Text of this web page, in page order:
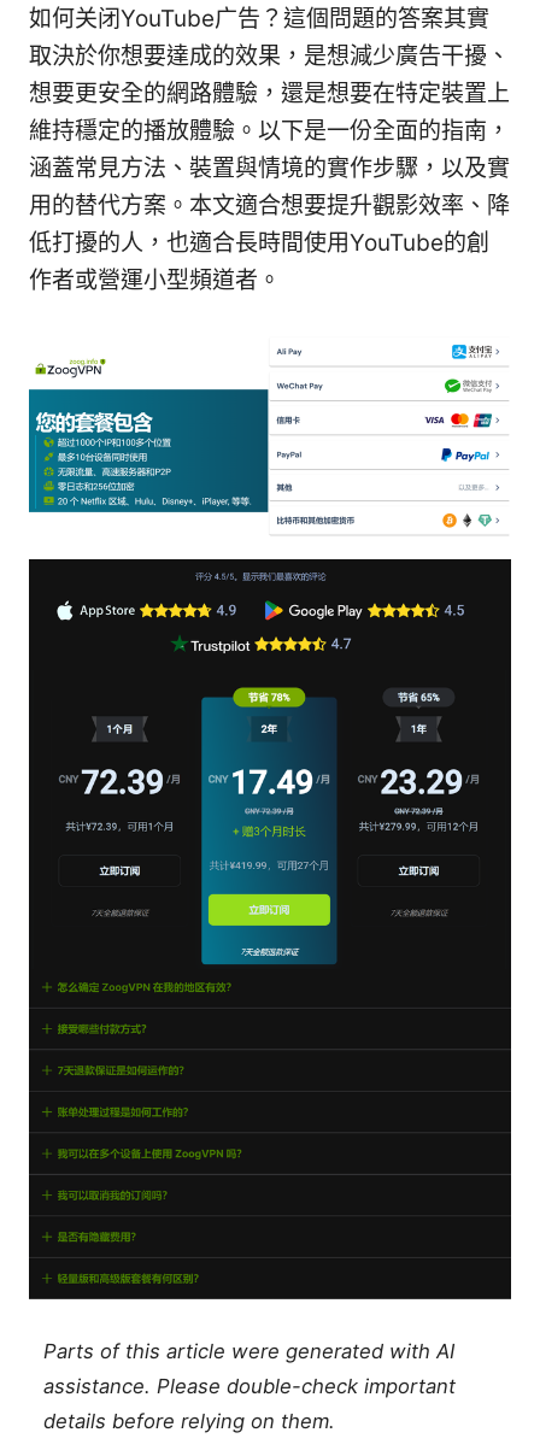
如何关闭YouTube广告？這個問題的答案其實
取決於你想要達成的效果，是想減少廣告干擾、
想要更安全的網路體驗，還是想要在特定裝置上
維持穩定的播放體驗。以下是一份全面的指南，
涵蓋常見方法、裝置與情境的實作步驟，以及實
用的替代方案。本文適合想要提升觀影效率、降
低打擾的人，也適合長時間使用YouTube的創
作者或營運小型頻道者。
Parts of this article were generated with AI
assistance. Please double-check important
details before relying on them.